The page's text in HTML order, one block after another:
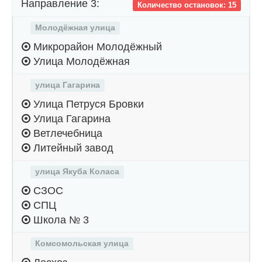
Количество остановок: 15
Направление 3:
Молодёжная улица
Микрорайон Молодёжный
Улица Молодёжная
улица Гагарина
Улица Петруся Бровки
Улица Гагарина
Ветлечебница
Литейный завод
улица Якуба Коласа
СЗОС
СПЦ
Школа № 3
Комсомольская улица